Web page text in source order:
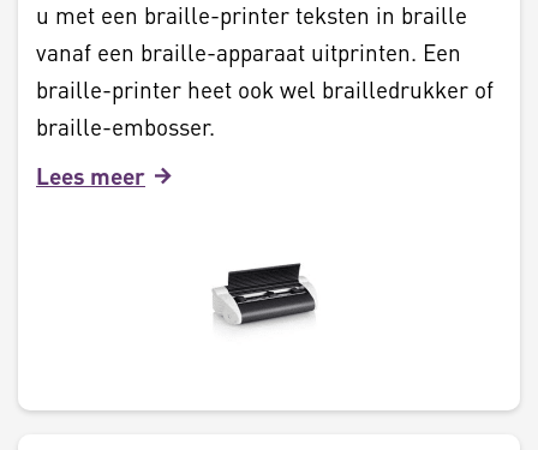
u met een braille-printer teksten in braille
vanaf een braille-apparaat uitprinten. Een
braille-printer heet ook wel brailledrukker of
braille-embosser.
Lees meer